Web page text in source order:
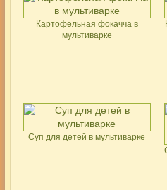
Картофельная фокачча в
мультиварке
Суп для детей в мультиварке